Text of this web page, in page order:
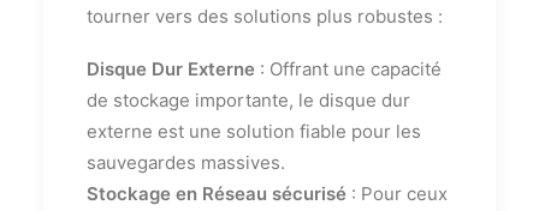
tourner vers des solutions plus robustes :
Disque Dur Externe : Offrant une capacité
de stockage importante, le disque dur
externe est une solution fiable pour les
sauvegardes massives.
Stockage en Réseau sécurisé : Pour ceux